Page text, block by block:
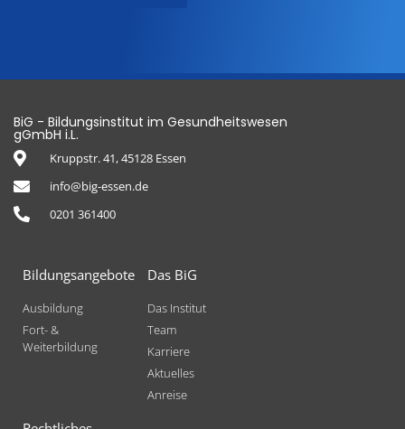
BiG - Bildungsinstitut im Gesundheitswesen
gGmbH i.L.
Kruppstr. 41, 45128 Essen
info@big-essen.de
0201 361400
Bildungsangebote
Ausbildung
Fort- &
Weiterbildung
Das BiG
Das Institut
Team
Karriere
Aktuelles
Anreise